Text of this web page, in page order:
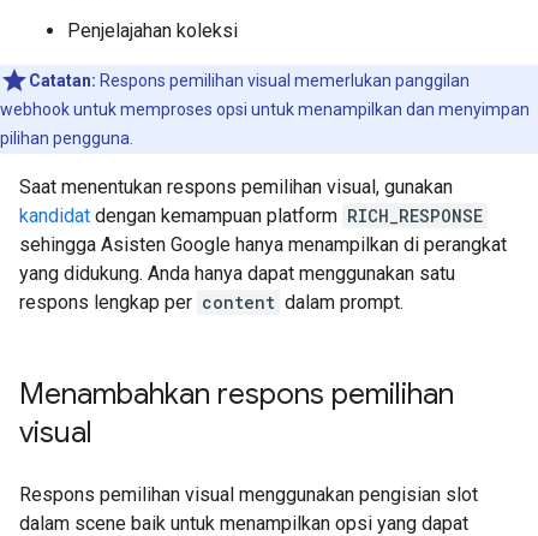
Penjelajahan koleksi
Catatan: Respons pemilihan visual memerlukan panggilan
webhook untuk memproses opsi untuk menampilkan dan menyimpan
pilihan pengguna.
Saat menentukan respons pemilihan visual, gunakan
kandidat dengan kemampuan platform RICH_RESPONSE
sehingga Asisten Google hanya menampilkan di perangkat
yang didukung. Anda hanya dapat menggunakan satu
respons lengkap per content dalam prompt.
Menambahkan respons pemilihan
visual
Respons pemilihan visual menggunakan pengisian slot
dalam scene baik untuk menampilkan opsi yang dapat